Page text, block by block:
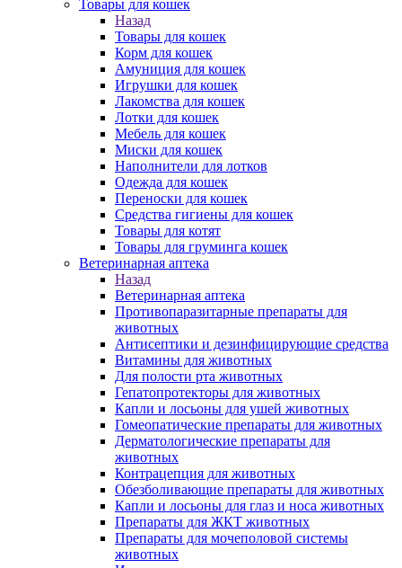
Товары для кошек
Назад
Товары для кошек
Корм для кошек
Амуниция для кошек
Игрушки для кошек
Лакомства для кошек
Лотки для кошек
Мебель для кошек
Миски для кошек
Наполнители для лотков
Одежда для кошек
Переноски для кошек
Средства гигиены для кошек
Товары для котят
Товары для груминга кошек
Ветеринарная аптека
Назад
Ветеринарная аптека
Противопаразитарные препараты для
животных
Антисептики и дезинфицирующие средства
Витамины для животных
Для полости рта животных
Гепатопротекторы для животных
Капли и лосьоны для ушей животных
Гомеопатические препараты для животных
Дерматологические препараты для
животных
Контрацепция для животных
Обезболивающие препараты для животных
Капли и лосьоны для глаз и носа животных
Препараты для ЖКТ животных
Препараты для мочеполовой системы
животных